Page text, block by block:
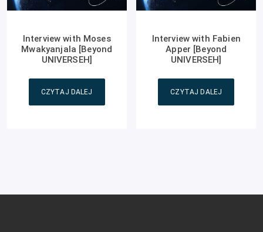
Interview with Moses
Mwakyanjala [Beyond
UNIVERSEH]
CZYTAJ DALEJ
Interview with Fabien
Apper [Beyond
UNIVERSEH]
CZYTAJ DALEJ